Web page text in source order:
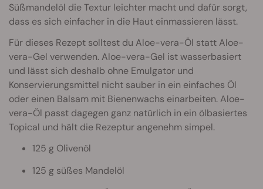
Süßmandelöl die Textur leichter macht und dafür sorgt,
dass es sich einfacher in die Haut einmassieren lässt.
Für dieses Rezept solltest du Aloe-vera-Öl statt Aloe-
vera-Gel verwenden. Aloe-vera-Gel ist wasserbasiert
und lässt sich deshalb ohne Emulgator und
Konservierungsmittel nicht sauber in ein einfaches Öl
oder einen Balsam mit Bienenwachs einarbeiten. Aloe-
vera-Öl passt dagegen ganz natürlich in ein ölbasiertes
Topical und hält die Rezeptur angenehm simpel.
125 g Olivenöl
125 g süßes Mandelöl